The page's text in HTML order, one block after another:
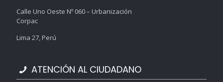
Calle Uno Oeste Nº 060 – Urbanización
Corpac
Lima 27, Perú
ATENCIÓN AL CIUDADANO